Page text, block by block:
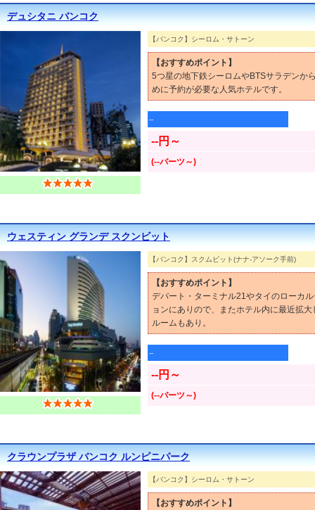
デュシタニ バンコク
【バンコク】シーロム・サトーン
【おすすめポイント】
5つ星の地下鉄シーロムやBTSサラデンか
めに予約が必要な人気ホテルです。
--
--円～
(--バーツ～)
ウェスティン グランデ スクンビット
【バンコク】スクムビット(ナナ-アソーク手前)
【おすすめポイント】
デパート・ターミナル21やタイのローカ
ョンにありので、またホテル内に最近拡
ルームもあり。
--
--円～
(--バーツ～)
クラウンプラザ バンコク ルンピニパーク
【バンコク】シーロム・サトーン
【おすすめポイント】